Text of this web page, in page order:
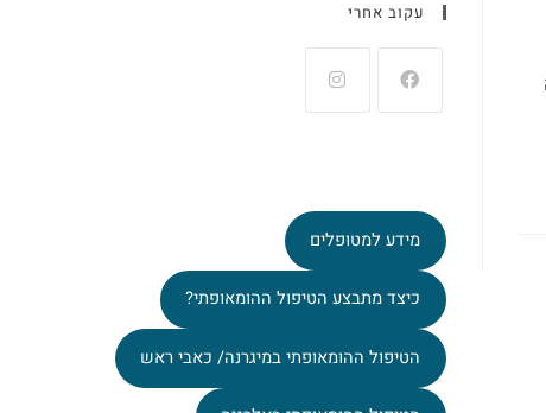
עקוב אחרי
מידע למטופלים
כיצד מתבצע הטיפול ההומאופתי?
הטיפול ההומאופתי במיגרנה/ כאבי ראש